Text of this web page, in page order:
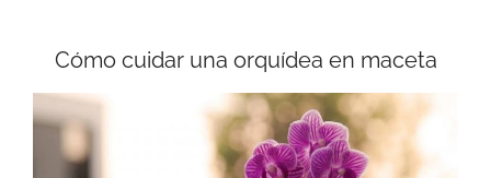
Cómo cuidar una orquídea en maceta